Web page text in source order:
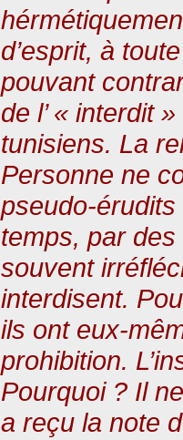
d’esprit, à
pouvant
de l’ « interdit
tunisiens. La
Personne ne
pseudo-
temps, par
souvent
interdisent.
ils ont eux-
prohibition.
Pourquoi ? Il
a reçu la note